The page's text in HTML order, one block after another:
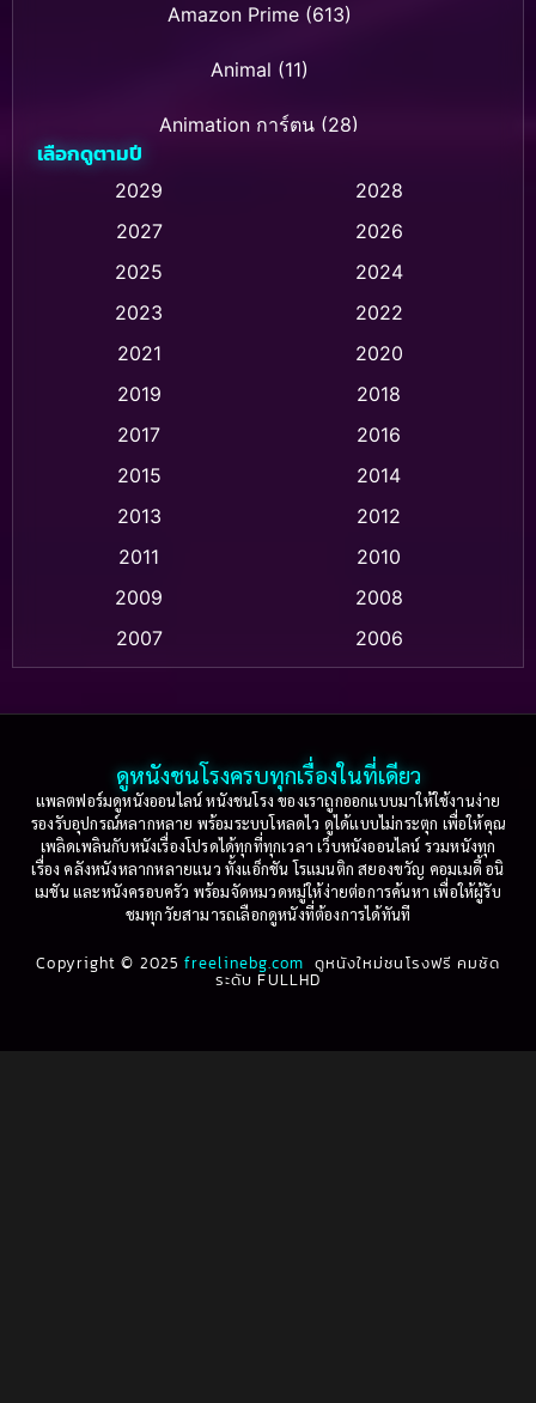
Amazon Prime(613)
Animal (11)
Animation การ์ตูน (28)
Animation การ์ตูน (236)
Animation การ์ตูน (32)
Animation แอนิเมชั่น (1)
Animation แอนิเมชัน (1)
Based on a True Story เรื่องจริง(75)
Based on Novel(16)
Betrayal(1)
Biography(3)
เลือกดูตามปี
2029
2028
2027
2026
2025
2024
2023
2022
2021
2020
2019
2018
2017
2016
2015
2014
2013
2012
2011
2010
2009
2008
2007
2006
2003
2002
2001
2000
1999
1998
1997
1996
1995
1994
1993
1992
1991
1990
ดูหนังชนโรงครบทุกเรื่องในที่เดียว
แพลตฟอร์มดูหนังออนไลน์ หนังชนโรง ของเราถูกออกแบบมาให้ใช้งานง่าย
รองรับอุปกรณ์หลากหลาย พร้อมระบบโหลดไว ดูได้แบบไม่กระตุก เพื่อให้คุณ
เพลิดเพลินกับหนังเรื่องโปรดได้ทุกที่ทุกเวลา เว็บหนังออนไลน์ รวมหนังทุก
เรื่อง คลังหนังหลากหลายแนว ทั้งแอ็กชัน โรแมนติก สยองขวัญ คอมเมดี้ อนิ
เมชัน และหนังครอบครัว พร้อมจัดหมวดหมู่ให้ง่ายต่อการค้นหา เพื่อให้ผู้รับ
ชมทุกวัยสามารถเลือกดูหนังที่ต้องการได้ทันที
Copyright © 2025freelinebg.com ดูหนังใหม่ชนโรงฟรี คมชัด
ระดับ FULLHD